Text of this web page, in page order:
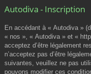
s
Autodiva - Inscription
En accédant à « Autodiva »
« nos », « Autodiva » et «
acceptez d’être légalement
n’acceptez pas d’être
suivantes, veuillez ne pas
pouvons modifier ces